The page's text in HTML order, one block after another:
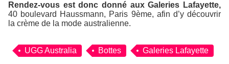
Rendez-vous est donc donné aux Galeries Lafayette,
40 boulevard Haussmann, Paris 9ème, afin d’y découvrir
la crème de la mode australienne.
UGG Australia Bottes Galeries Lafayette